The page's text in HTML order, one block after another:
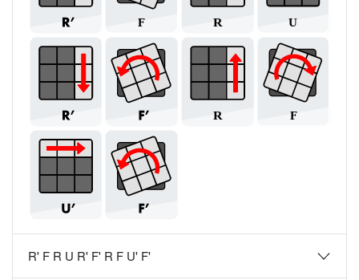
R' F R U R' F' R F U' F'